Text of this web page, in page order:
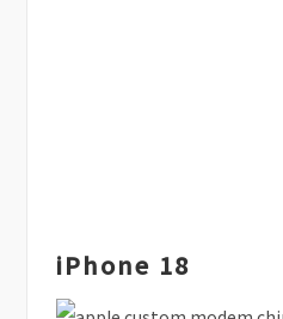
iPhone 18